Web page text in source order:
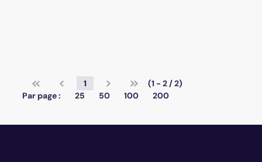
1
(1 - 2 / 2)
Par page :
25 50 100 200